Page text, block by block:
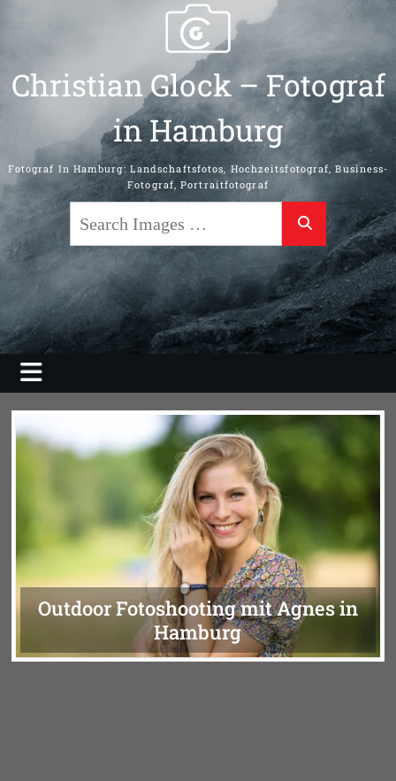
Christian Glock – Fotograf
in Hamburg
Fotograf In Hamburg: Landschaftsfotos, Hochzeitsfotograf, Business-
Fotograf, Portraitfotograf
Outdoor Fotoshooting mit Agnes in
Hamburg